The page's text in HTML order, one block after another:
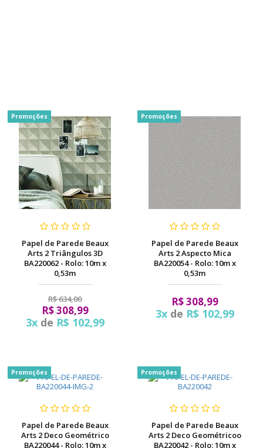
Papel de Parede Beaux
Arts 2 Triângulos 3D
BA220062 - Rolo: 10m x
0,53m
R$ 634,00
R$ 308,99
3xde R$ 102,99
Promoções
Papel de Parede Beaux
Arts 2 Aspecto Mica
BA220054 - Rolo: 10m x
0,53m
R$ 308,99
3xde R$ 102,99
Promoções
Papel de Parede Beaux
Arts 2 Deco Geométrico
BA220044 - Rolo: 10m x
Promoções
Papel de Parede Beaux
Arts 2 Deco Geométricoo
BA220042 - Rolo: 10m x
Promoções